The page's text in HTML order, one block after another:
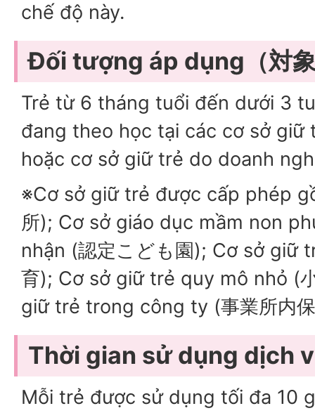
chế độ này.
Đối tượng áp dụng（対
Trẻ từ 6 tháng tuổi đến dưới 3
đang theo học tại các cơ sở giữ
hoặc cơ sở giữ trẻ do doanh
※Cơ sở giữ trẻ được cấp phép
所); Cơ sở giáo dục mầm non
nhận (認定こども園); Cơ sở giữ
育); Cơ sở giữ trẻ quy mô nhỏ (
giữ trẻ trong công ty (事業所内
Thời gian sử dụng dịch
Mỗi trẻ được sử dụng tối đa 10